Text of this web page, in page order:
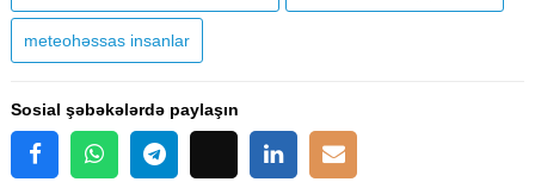
meteohəssas insanlar
Sosial şəbəkələrdə paylaşın